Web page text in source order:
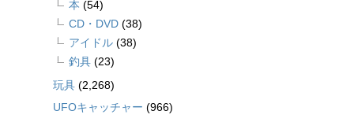
本 (54)
CD・DVD (38)
アイドル (38)
釣具 (23)
玩具 (2,268)
UFOキャッチャー (966)